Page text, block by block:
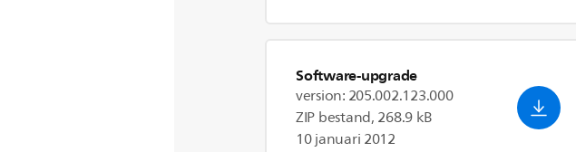
Software-upgrade
version: 205.002.123.000
ZIP bestand, 268.9 kB
10 januari 2012